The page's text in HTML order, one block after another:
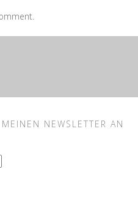
NEWSLETTER AN